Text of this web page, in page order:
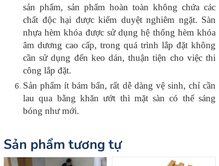
sản phẩm, sản phẩm hoàn toàn không chứa các
chất độc hại được kiểm duyệt nghiêm ngặt. Sàn
nhựa hèm khóa được sử dụng hệ thống hèm khóa
âm dương cao cấp, trong quá trình lắp đặt không
cần sử dụng đến keo dán, thuận tiện cho việc thi
công lắp đặt.
Sản phẩm ít bám bẩn, rất dễ dàng vệ sinh, chỉ cần
lau qua bằng khăn ướt thì mặt sàn có thể sáng
bóng như mới.
Sản phẩm tương tự